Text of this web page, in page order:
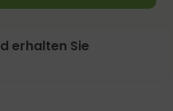
erhalten Sie